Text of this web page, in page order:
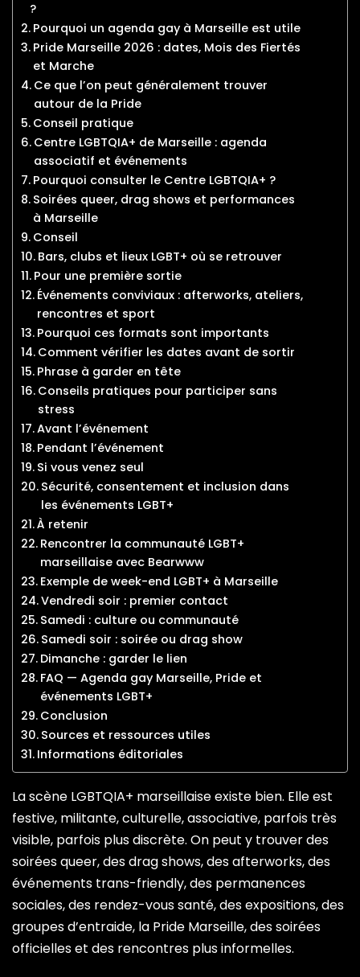
?
Pourquoi un agenda gay à Marseille est utile
Pride Marseille 2026 : dates, Mois des Fiertés
et Marche
Ce que l’on peut généralement trouver
autour de la Pride
Conseil pratique
Centre LGBTQIA+ de Marseille : agenda
associatif et événements
Pourquoi consulter le Centre LGBTQIA+ ?
Soirées queer, drag shows et performances
à Marseille
Conseil
Bars, clubs et lieux LGBT+ où se retrouver
Pour une première sortie
Événements conviviaux : afterworks, ateliers,
rencontres et sport
Pourquoi ces formats sont importants
Comment vérifier les dates avant de sortir
Phrase à garder en tête
Conseils pratiques pour participer sans
stress
Avant l’événement
Pendant l’événement
Si vous venez seul
Sécurité, consentement et inclusion dans
les événements LGBT+
À retenir
Rencontrer la communauté LGBT+
marseillaise avec Bearwww
Exemple de week-end LGBT+ à Marseille
Vendredi soir : premier contact
Samedi : culture ou communauté
Samedi soir : soirée ou drag show
Dimanche : garder le lien
FAQ — Agenda gay Marseille, Pride et
événements LGBT+
Conclusion
Sources et ressources utiles
Informations éditoriales
La scène LGBTQIA+ marseillaise existe bien. Elle est
festive, militante, culturelle, associative, parfois très
visible, parfois plus discrète. On peut y trouver des
soirées queer, des drag shows, des afterworks, des
événements trans-friendly, des permanences
sociales, des rendez-vous santé, des expositions, des
groupes d’entraide, la Pride Marseille, des soirées
officielles et des rencontres plus informelles.